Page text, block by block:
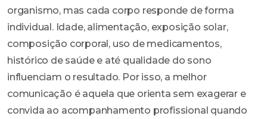
organismo, mas cada corpo responde de forma
individual. Idade, alimentação, exposição solar,
composição corporal, uso de medicamentos,
histórico de saúde e até qualidade do sono
influenciam o resultado. Por isso, a melhor
comunicação é aquela que orienta sem exagerar e
convida ao acompanhamento profissional quando